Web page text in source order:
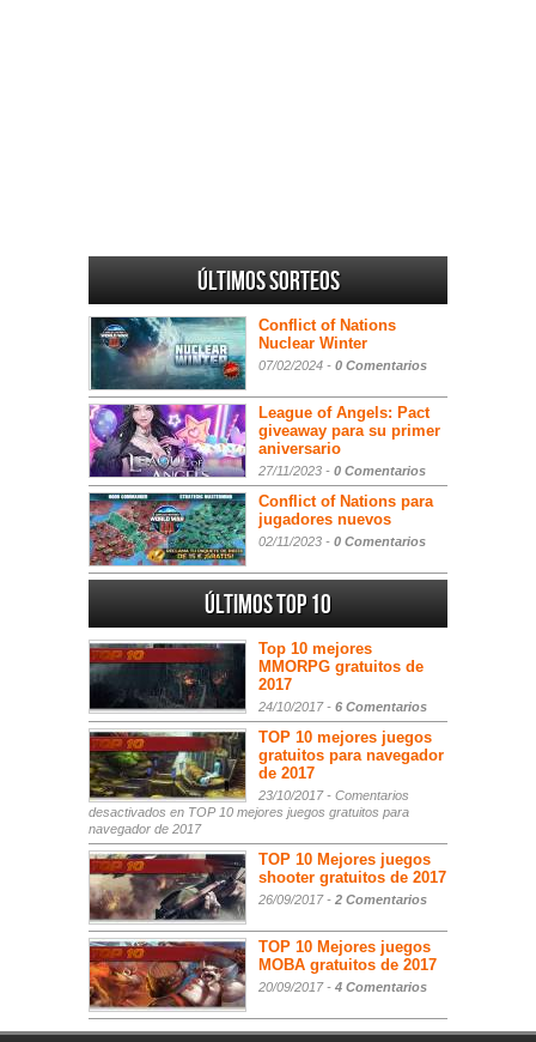
Últimos sorteos
Conflict of Nations
Nuclear Winter
07/02/2024 - 0 Comentarios
League of Angels: Pact
giveaway para su primer
aniversario
27/11/2023 - 0 Comentarios
Conflict of Nations para
jugadores nuevos
02/11/2023 - 0 Comentarios
Últimos Top 10
Top 10 mejores
MMORPG gratuitos de
2017
24/10/2017 - 6 Comentarios
TOP 10 mejores juegos
gratuitos para navegador
de 2017
23/10/2017 - Comentarios
desactivados en TOP 10 mejores juegos gratuitos para
navegador de 2017
TOP 10 Mejores juegos
shooter gratuitos de 2017
26/09/2017 - 2 Comentarios
TOP 10 Mejores juegos
MOBA gratuitos de 2017
20/09/2017 - 4 Comentarios